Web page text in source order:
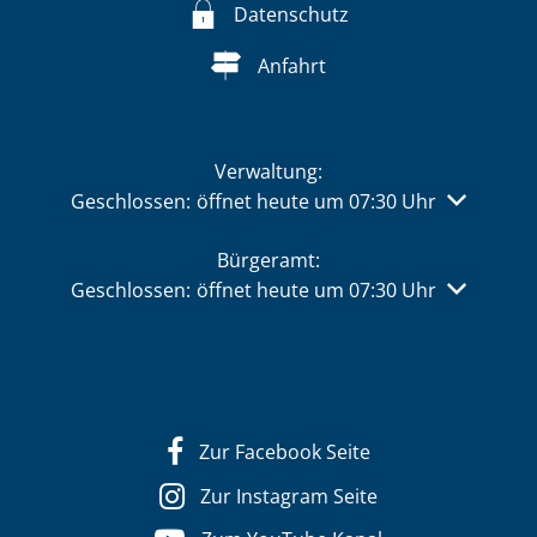
Datenschutz
Anfahrt
Verwaltung:
Klicken, um weitere Öffnungs- oder Schließzeiten
Geschlossen: öffnet heute um 07:30 Uhr
Bürgeramt:
Klicken, um weitere Öffnungs- oder Schließzeiten
Geschlossen: öffnet heute um 07:30 Uhr
Zur Facebook Seite
Zur Instagram Seite